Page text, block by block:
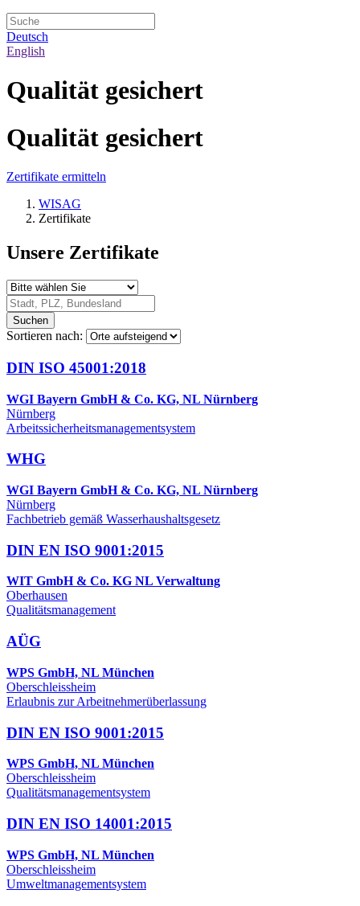
Deutsch
English
Qualität gesichert
Qualität gesichert
Zertifikate ermitteln
WISAG
Zertifikate
Unsere Zertifikate
Suchen
Sortieren nach:
DIN ISO 45001:2018
WGI Bayern GmbH & Co. KG, NL Nürnberg
Nürnberg
Arbeitssicherheitsmanagementsystem
WHG
WGI Bayern GmbH & Co. KG, NL Nürnberg
Nürnberg
Fachbetrieb gemäß Wasserhaushaltsgesetz
DIN EN ISO 9001:2015
WIT GmbH & Co. KG NL Verwaltung
Oberhausen
Qualitätsmanagement
AÜG
WPS GmbH, NL München
Oberschleissheim
Erlaubnis zur Arbeitnehmerüberlassung
DIN EN ISO 9001:2015
WPS GmbH, NL München
Oberschleissheim
Qualitätsmanagementsystem
DIN EN ISO 14001:2015
WPS GmbH, NL München
Oberschleissheim
Umweltmanagementsystem